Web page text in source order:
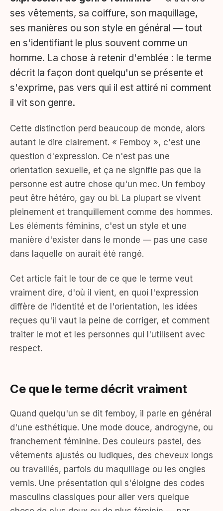
ses vêtements, sa coiffure, son maquillage,
ses manières ou son style en général — tout
en s'identifiant le plus souvent comme un
homme. La chose à retenir d'emblée : le terme
décrit la façon dont quelqu'un se présente et
s'exprime, pas vers qui il est attiré ni comment
il vit son genre.
Cette distinction perd beaucoup de monde, alors
autant le dire clairement. « Femboy », c'est une
question d'expression. Ce n'est pas une
orientation sexuelle, et ça ne signifie pas que la
personne est autre chose qu'un mec. Un femboy
peut être hétéro, gay ou bi. La plupart se vivent
pleinement et tranquillement comme des hommes.
Les éléments féminins, c'est un style et une
manière d'exister dans le monde — pas une case
dans laquelle on aurait été rangé.
Cet article fait le tour de ce que le terme veut
vraiment dire, d'où il vient, en quoi l'expression
diffère de l'identité et de l'orientation, les idées
reçues qu'il vaut la peine de corriger, et comment
traiter le mot et les personnes qui l'utilisent avec
respect.
Ce que le terme décrit vraiment
Quand quelqu'un se dit femboy, il parle en général
d'une esthétique. Une mode douce, androgyne, ou
franchement féminine. Des couleurs pastel, des
vêtements ajustés ou ludiques, des cheveux longs
ou travaillés, parfois du maquillage ou les ongles
vernis. Une présentation qui s'éloigne des codes
masculins classiques pour aller vers quelque